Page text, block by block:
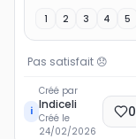
1 2 3 4 5
Pas satisfait 😞
i
Créé par
Indiceli
Créé le
24/02/2026
0